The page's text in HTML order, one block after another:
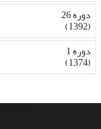
دوره 26
(1392)
دوره 1
(1374)